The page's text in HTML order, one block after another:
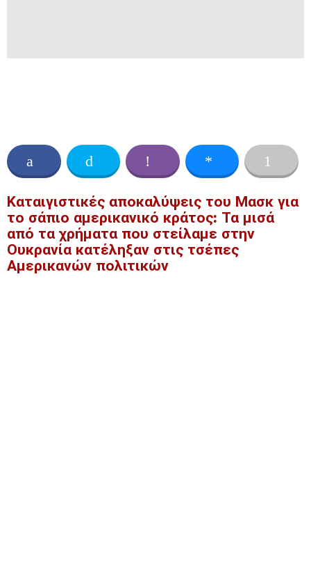
Καταιγιστικές αποκαλύψεις του Μασκ για
το σάπιο αμερικανικό κράτος: Τα μισά
από τα χρήματα που στείλαμε στην
Ουκρανία κατέληξαν στις τσέπες
Αμερικανών πολιτικών